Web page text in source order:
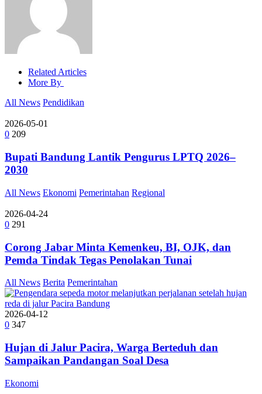
Related Articles
More By
All News Pendidikan
2026-05-01
0 209
Bupati Bandung Lantik Pengurus LPTQ 2026–
2030
All News Ekonomi Pemerintahan Regional
2026-04-24
0 291
Corong Jabar Minta Kemenkeu, BI, OJK, dan
Pemda Tindak Tegas Penolakan Tunai
All News Berita Pemerintahan
2026-04-12
0 347
Hujan di Jalur Pacira, Warga Berteduh dan
Sampaikan Pandangan Soal Desa
Ekonomi